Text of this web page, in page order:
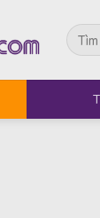
Tìm
kiếm: